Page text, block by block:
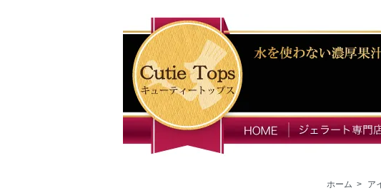
ホーム > ア